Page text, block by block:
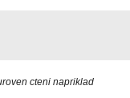
cteni napriklad